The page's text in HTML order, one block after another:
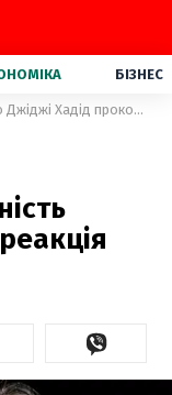
БІЗНЕС
Батько Джіджі Хадід прокоментував вагітність доньки: несподівана реакція